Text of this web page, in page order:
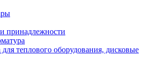
принадлежности
теплового оборудования, дисковые